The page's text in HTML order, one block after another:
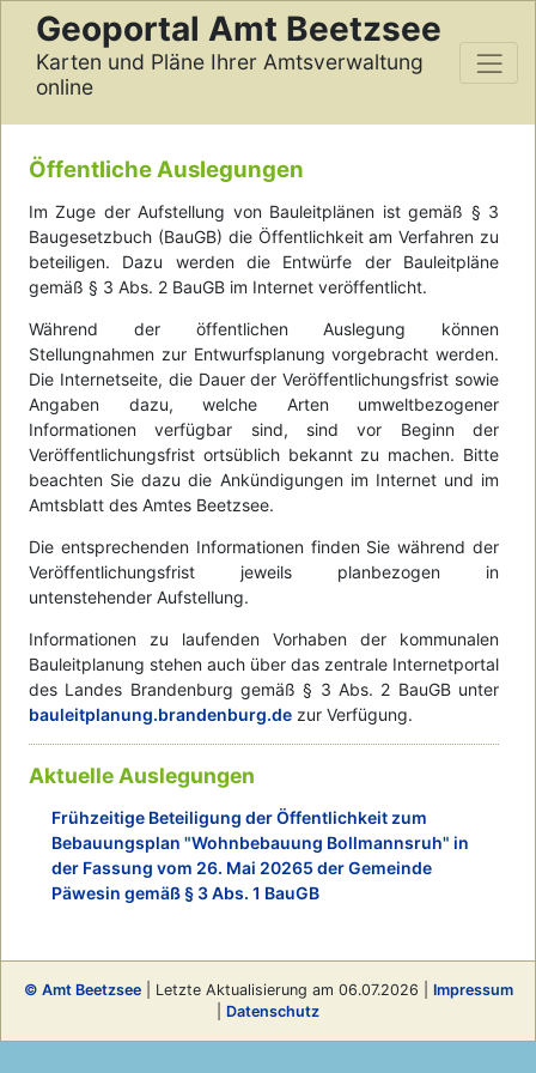
Geoportal Amt Beetzsee
Karten und Pläne Ihrer Amtsverwaltung
online
Öffentliche Auslegungen
Im Zuge der Aufstellung von Bauleitplänen ist gemäß § 3
Baugesetzbuch (BauGB) die Öffentlichkeit am Verfahren zu
beteiligen. Dazu werden die Entwürfe der Bauleitpläne
gemäß § 3 Abs. 2 BauGB im Internet veröffentlicht.
Während der öffentlichen Auslegung können
Stellungnahmen zur Entwurfsplanung vorgebracht werden.
Die Internetseite, die Dauer der Veröffentlichungsfrist sowie
Angaben dazu, welche Arten umweltbezogener
Informationen verfügbar sind, sind vor Beginn der
Veröffentlichungsfrist ortsüblich bekannt zu machen. Bitte
beachten Sie dazu die Ankündigungen im Internet und im
Amtsblatt des Amtes Beetzsee.
Die entsprechenden Informationen finden Sie während der
Veröffentlichungsfrist jeweils planbezogen in
untenstehender Aufstellung.
Informationen zu laufenden Vorhaben der kommunalen
Bauleitplanung stehen auch über das zentrale Internetportal
des Landes Brandenburg gemäß § 3 Abs. 2 BauGB unter
bauleitplanung.brandenburg.de zur Verfügung.
Aktuelle Auslegungen
Frühzeitige Beteiligung der Öffentlichkeit zum
Bebauungsplan "Wohnbebauung Bollmannsruh" in
der Fassung vom 26. Mai 20265 der Gemeinde
Päwesin gemäß § 3 Abs. 1 BauGB
© Amt Beetzsee| Letzte Aktualisierung am 06.07.2026 | Impressum
Datenschutz